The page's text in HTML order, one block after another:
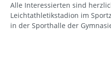
Alle Interessierten sind
Leichtathletikstadion im
in der Sporthalle der